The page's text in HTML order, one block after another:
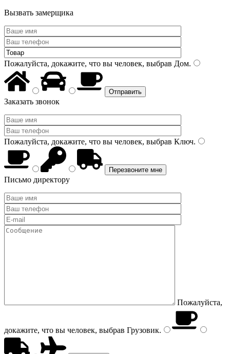
Вызвать замерщика
Пожалуйста, докажите, что вы человек, выбрав Дом.
Заказать звонок
Пожалуйста, докажите, что вы человек, выбрав Ключ.
Письмо директору
Пожалуйста,
докажите, что вы человек, выбрав Грузовик.